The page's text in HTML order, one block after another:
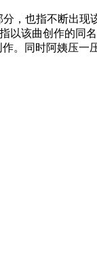
，也指不断出
该曲创作的同
。同时阿姨压